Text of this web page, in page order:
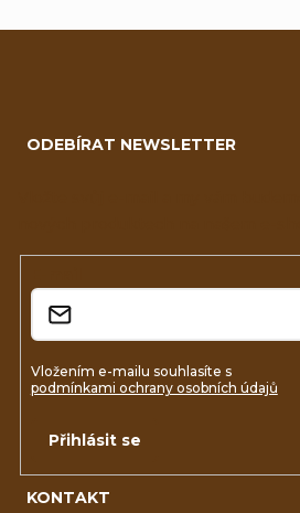
KONTAKT
ODEBÍRAT NEWSLETTER
Vložením e-mailu souhlasíte s
podmínkami ochrany osobních údajů
Přihlásit se